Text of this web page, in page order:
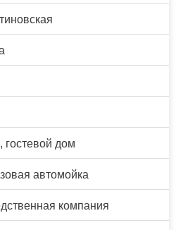
гостевой дом
автомойка
компания